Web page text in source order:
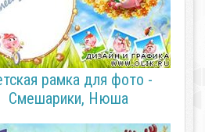
рамка для фото -
Смешарики, Нюша